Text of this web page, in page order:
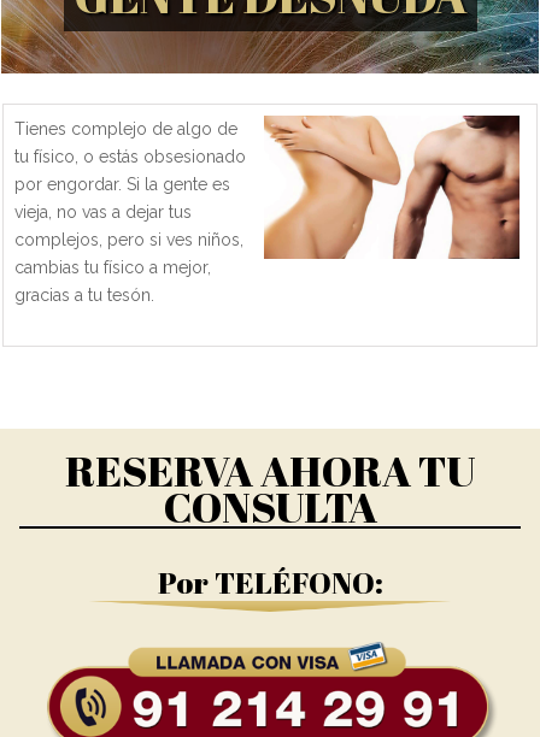
Tienes complejo de algo de
tu físico, o estás obsesionado
por engordar. Si la gente es
vieja, no vas a dejar tus
complejos, pero si ves niños,
cambias tu físico a mejor,
gracias a tu tesón.
RESERVA AHORA TU
CONSULTA
Por TELÉFONO: